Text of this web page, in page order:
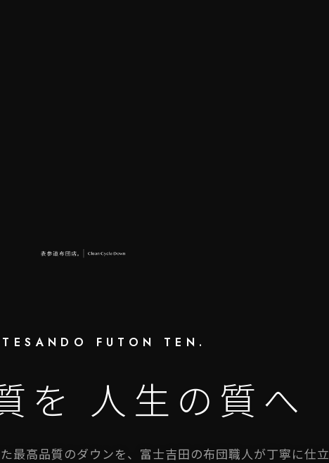
FUTON TEN.
を 人生の質へ
最高品質のダウンを、富士吉田の布団職人が丁寧に仕立